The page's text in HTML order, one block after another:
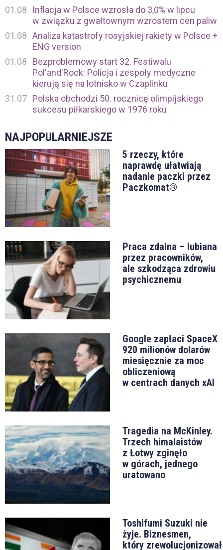
01.08
Inflacja w Polsce wzrosła do 3,0% w lipcu
w związku z gwałtownym wzrostem cen paliw
01.08 Analiza katastrofy rosyjskiej rakiety w Polsce +
ENG version
01.08
Bezproblemowy start 32. Festiwalu
Pol'and'Rock: Policja i zespoły medyczne
kierują się na lotnisko w Czaplinku
31.07 Polska obchodzi 50. rocznicę olimpijskiego
sukcesu piłkarskiego w 1976 roku
NAJPOPULARNIEJSZE
5 rzeczy, które
naprawdę ułatwiają
nadanie paczki przez
Paczkomat®
Praca zdalna – lubiana
przez pracowników,
ale szkodząca zdrowiu
psychicznemu
Google zapłaci SpaceX
920 milionów dolarów
miesięcznie za moc
obliczeniową
w centrach danych xAI
Tragedia na McKinley.
Trzech himalaistów
z Łotwy zginęło
w górach, jednego
uratowano
Toshifumi Suzuki nie
żyje. Biznesmen,
który zrewolucjonizował